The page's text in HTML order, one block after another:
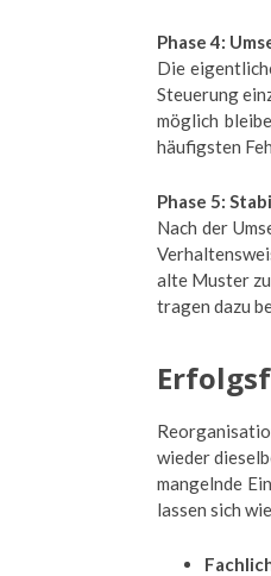
Phase 4:
Die
Steuerung
möglich
häufigsten
Phase 5:
Nach der
alte Muster
tragen dazu
wieder
mangelnde
lassen sich